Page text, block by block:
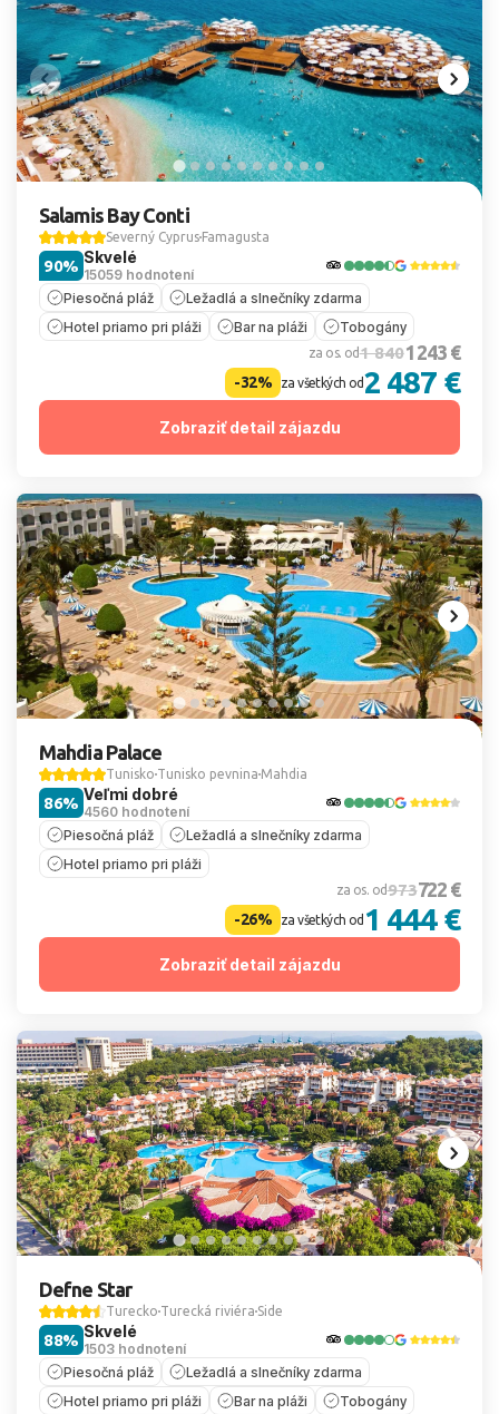
Salamis Bay Conti
Severný Cyprus Famagusta
Skvelé
15059 hodnotení
90%
Piesočná pláž
Ležadlá a slnečníky zdarma
Hotel priamo pri pláži
Bar na pláži Tobogány
za os. od1 8401 243 €
-32% za všetkých od2 487 €
Zobraziť detail zájazdu
Mahdia Palace
Tunisko Tunisko pevnina Mahdia
Veľmi dobré
4560 hodnotení
86%
Piesočná pláž
Ležadlá a slnečníky zdarma
Hotel priamo pri pláži
za os. od973722 €
-26% za všetkých od 1 444 €
Zobraziť detail zájazdu
Defne Star
Turecko Turecká riviéra Side
Skvelé
1503 hodnotení
88%
Piesočná pláž
Ležadlá a slnečníky zdarma
Hotel priamo pri pláži
Bar na pláži Tobogány